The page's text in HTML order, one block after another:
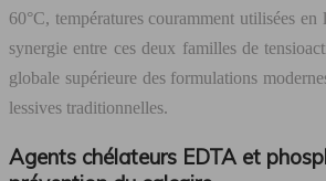
60°C, températures couramment utilisées
synergie entre ces deux familles de
globale supérieure des formulations
lessives traditionnelles.
Agents chélateurs EDTA et